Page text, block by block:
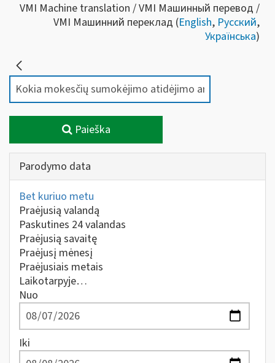
VMI Machine translation / VMI Машинный перевод /
VMI Машинний переклад (English, Русский,
Українська)
Paieška
Parodymo data
Bet kuriuo metu
Praėjusią valandą
Paskutines 24 valandas
Praėjusią savaitę
Praėjusį mėnesį
Praėjusiais metais
Laikotarpyje…
Nuo
Iki